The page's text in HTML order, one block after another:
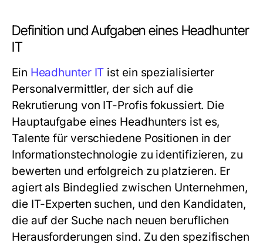
Definition und Aufgaben eines Headhunter
IT
Ein Headhunter IT ist ein spezialisierter
Personalvermittler, der sich auf die
Rekrutierung von IT-Profis fokussiert. Die
Hauptaufgabe eines Headhunters ist es,
Talente für verschiedene Positionen in der
Informationstechnologie zu identifizieren, zu
bewerten und erfolgreich zu platzieren. Er
agiert als Bindeglied zwischen Unternehmen,
die IT-Experten suchen, und den Kandidaten,
die auf der Suche nach neuen beruflichen
Herausforderungen sind. Zu den spezifischen